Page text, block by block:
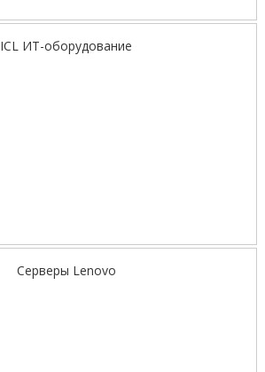
ICL ИТ-оборудование
Серверы Lenovo